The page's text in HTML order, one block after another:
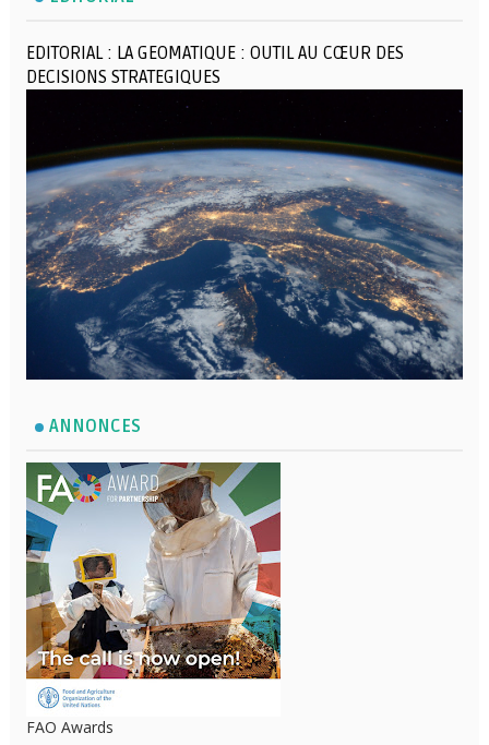
EDITORIAL : LA GEOMATIQUE : OUTIL AU CŒUR DES
DECISIONS STRATEGIQUES
ANNONCES
FAO Awards